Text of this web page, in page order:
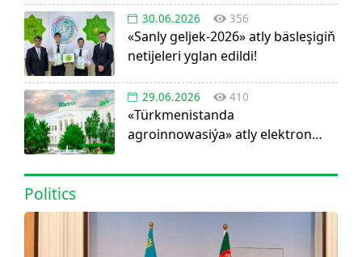
30.06.2026 356
«Sanly geljek-2026» atly bäsleşigiň
netijeleri yglan edildi!
29.06.2026 410
«Türkmenistanda
agroinnowasiýa» atly elektron
Politics